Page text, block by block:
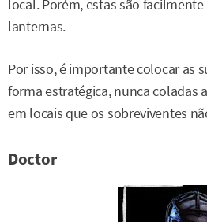
local. Porém, estas são
lanternas.
Por isso, é importante colocar as
forma estratégica, nunca coladas
em locais que os sobreviventes
Doctor